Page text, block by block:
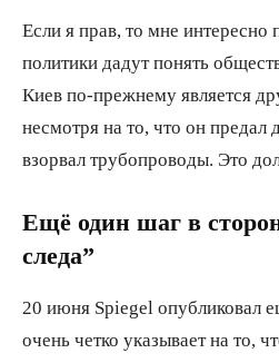
Если я прав, то мне
политики дадут понять
Киев по-прежнему является
несмотря на то, что он предал
взорвал трубопроводы. Это
Ещё один шаг в
следа”
20 июня Spiegel опубликовал
очень четко указывает на то,